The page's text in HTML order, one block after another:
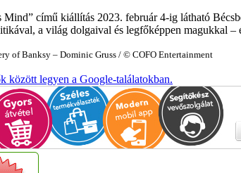
című kiállítás 2023. február 4-ig látható
a világ dolgaival és legfőképpen magukkal –
of Banksy – Dominic Gruss / © COFO Entertainment
között legyen a Google-találatokban.